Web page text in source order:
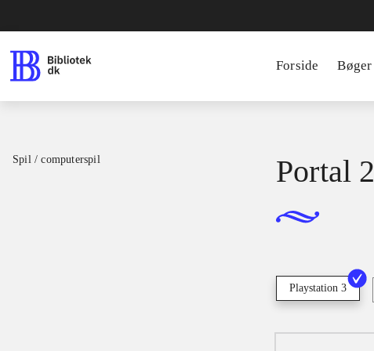
Forside Bøger
Spil / computerspil Portal 2
Playstation 3